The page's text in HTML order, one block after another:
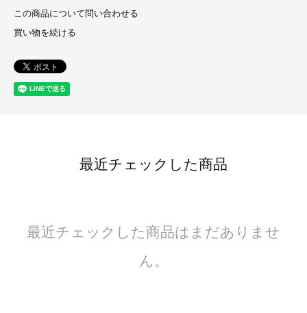
この商品について問い合わせる
買い物を続ける
最近チェックした商品
最近チェックした商品はまだありませ
ん。